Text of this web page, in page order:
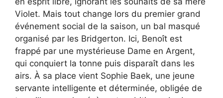
Violet. Mais tout change lors du premier grand
événement social de la saison, un bal masqué
organisé par les Bridgerton. Ici, Benoît est
frappé par une mystérieuse Dame en Argent,
qui conquiert la tonne puis disparaît dans les
airs. À sa place vient Sophie Baek, une jeune
servante intelligente et déterminée, obligée de